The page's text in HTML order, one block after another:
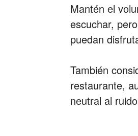
Mantén el
escuchar,
puedan
También
restaurante,
neutral al